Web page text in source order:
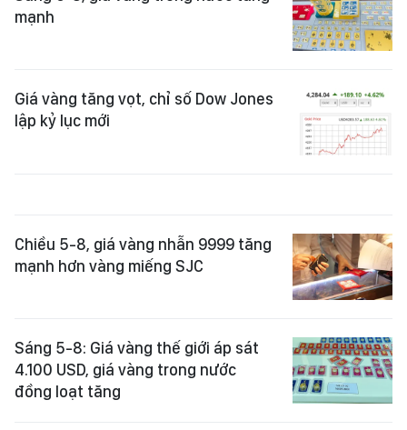
mạnh
Giá vàng tăng vọt, chỉ số Dow Jones
lập kỷ lục mới
Chiều 5-8, giá vàng nhẫn 9999 tăng
mạnh hơn vàng miếng SJC
Sáng 5-8: Giá vàng thế giới áp sát
4.100 USD, giá vàng trong nước
đồng loạt tăng